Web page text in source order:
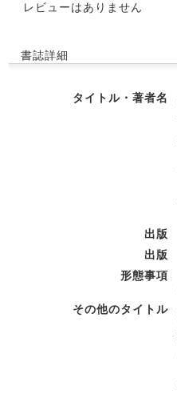
レビューはありません
書誌詳細
タイトル・著者名
出版
出版
形態事項
その他のタイトル